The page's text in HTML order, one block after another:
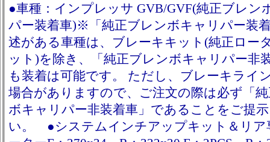
●車種：インプレッサ GVB/GVF(純正ブレン
パー装着車)※「純正ブレンボキャリパー装
述がある車種は、ブレーキキット(純正ロー
ット)を除き、「純正ブレンボキャリパー非
も装着は可能です。 ただし、ブレーキライ
場合がありますので、ご注文の際は必ず「
ボキャリパー非装着車」であることをご提
い。 ●システムインチアップキット＆リ